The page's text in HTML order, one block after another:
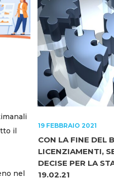
il
nel
19 FEBBRAIO 2021
CON LA FINE DEL
LICENZIAMENTI,
DECISE PER LA
19.02.21